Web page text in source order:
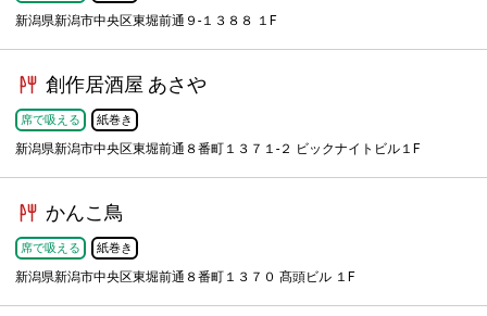
新潟県新潟市中央区東堀前通９-１３８８ １F
創作居酒屋 あさや
席で吸える 紙巻き
新潟県新潟市中央区東堀前通８番町１３７１-２ ビックナイトビル１F
かんこ鳥
席で吸える 紙巻き
新潟県新潟市中央区東堀前通８番町１３７０ 髙頭ビル １F